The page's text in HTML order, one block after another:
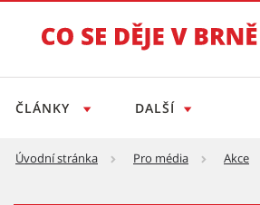
ČLÁNKY DALŠÍ
Úvodní stránka Pro média Akce